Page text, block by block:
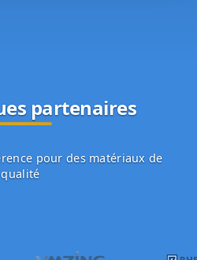
partenaires
pour des matériaux de
qualité